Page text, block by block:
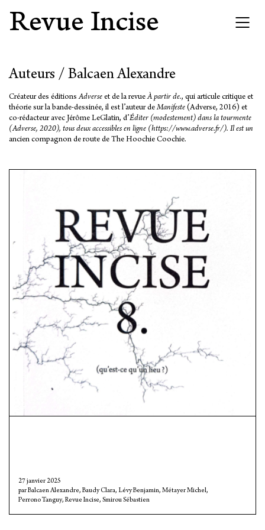
Revue Incise
Auteurs / Balcaen Alexandre
Créateur des éditionsAdverse et de la revueÀ partir de., qui articule critique et
théorie sur la bande-dessinée, il est l’auteur deManifeste (Adverse, 2016) et
co-rédacteur avec Jérôme LeGlatin, d’ Éditer (modestement) dans la tourmente
(Adverse, 2020), tous deux accessibles en ligne (https://www.adverse.fr/). Il est un
ancien compagnon de route de The Hoochie Coochie.
27 janvier 2025
Balcaen Alexandre,Baudy Clara, Lévy Benjamin, Métayer Michel,
Perrono Tanguy, Revue Incise, Smirou Sébastien